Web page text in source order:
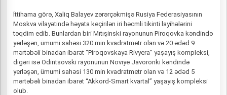
İttihama görə, Xaliq Balayev zərərçəkmişə Rusiya Federasiyasının
Moskva vilayətində həyata keçirilən iri həcmli tikinti layihələrini
təqdim edib. Bunlardan biri Mıtışinski rayonunun Piroqovka kəndində
yerləşən, ümumi sahəsi 320 min kvadratmetr olan və 20 ədəd 9
mərtəbəli binadan ibarət “Piroqovskaya Rivyera” yaşayış kompleksi,
digəri isə Odintsovski rayonunun Novıye Javoronki kəndində
yerləşən, ümumi sahəsi 130 min kvadratmetr olan və 12 ədəd 5
mərtəbəli binadan ibarət “Akkord-Smart kvartal” yaşayış kompleksi
olub.